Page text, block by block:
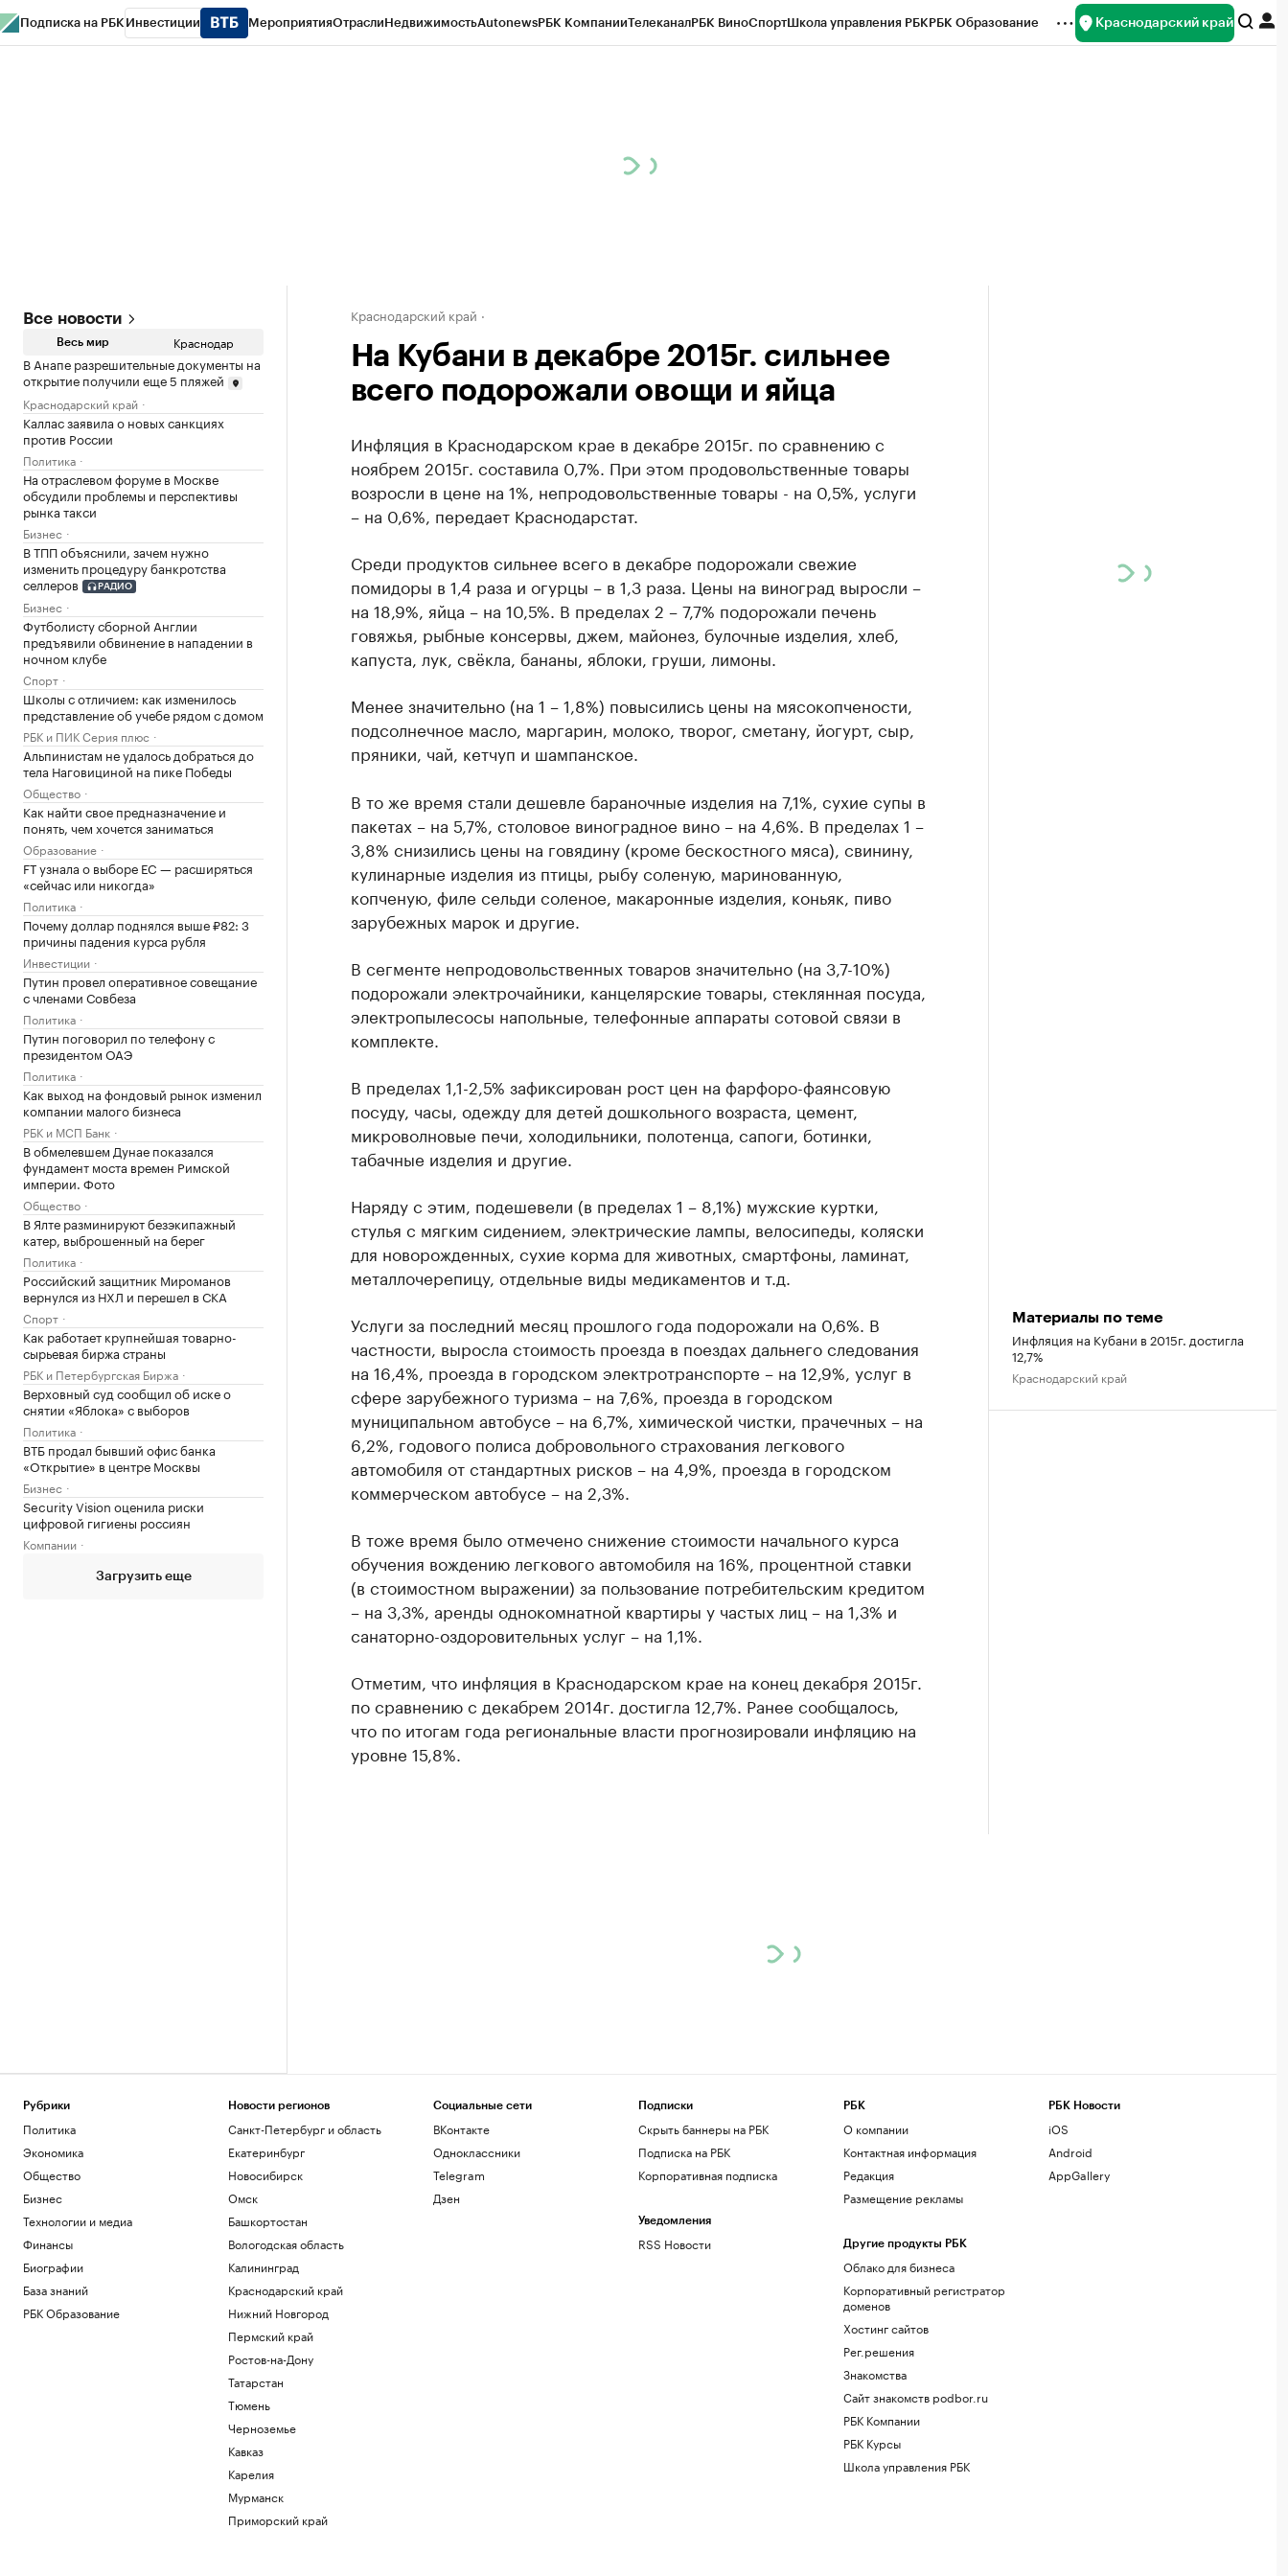
Подписка на РБК Инвестиции МероприятияОтраслиНедвижимостьAutonewsРБК КомпанииТелеканалРБК ВиноСпортШкола управления РБКРБК Образование Краснодарский край
Все новости
Весь мир Краснодар
В Анапе разрешительные документы на
открытие получили еще 5 пляжей
Краснодарский край
Каллас заявила о новых санкциях
против России
Политика
На отраслевом форуме в Москве
обсудили проблемы и перспективы
рынка такси
Бизнес
В ТПП объяснили, зачем нужно
изменить процедуру банкротства
селлеров
РАДИО
Бизнес
Футболисту сборной Англии
предъявили обвинение в нападении в
ночном клубе
Спорт
Школы с отличием: как изменилось
представление об учебе рядом с домом
РБК и ПИК Серия плюс
Альпинистам не удалось добраться до
тела Наговициной на пике Победы
Общество
Как найти свое предназначение и
понять, чем хочется заниматься
Образование
FT узнала о выборе ЕС — расширяться
«сейчас или никогда»
Политика
Почему доллар поднялся выше ₽82: 3
причины падения курса рубля
Инвестиции
Путин провел оперативное совещание
с членами Совбеза
Политика
Путин поговорил по телефону с
президентом ОАЭ
Политика
Как выход на фондовый рынок изменил
компании малого бизнеса
РБК и МСП Банк
В обмелевшем Дунае показался
фундамент моста времен Римской
империи. Фото
Общество
В Ялте разминируют безэкипажный
катер, выброшенный на берег
Политика
Российский защитник Мироманов
вернулся из НХЛ и перешел в СКА
Спорт
Как работает крупнейшая товарно-
сырьевая биржа страны
РБК и Петербургская Биржа
Верховный суд сообщил об иске о
снятии «Яблока» с выборов
Политика
ВТБ продал бывший офис банка
«Открытие» в центре Москвы
Бизнес
Security Vision оценила риски
цифровой гигиены россиян
Компании
Загрузить еще
Краснодарский край
На Кубани в декабре 2015г. сильнее
всего подорожали овощи и яйца
Инфляция в Краснодарском крае в декабре 2015г. по сравнению с
ноябрем 2015г. составила 0,7%. При этом продовольственные товары
возросли в цене на 1%, непродовольственные товары - на 0,5%, услуги
– на 0,6%, передает Краснодарстат.
Среди продуктов сильнее всего в декабре подорожали свежие
помидоры в 1,4 раза и огурцы – в 1,3 раза. Цены на виноград выросли –
на 18,9%, яйца – на 10,5%. В пределах 2 – 7,7% подорожали печень
говяжья, рыбные консервы, джем, майонез, булочные изделия, хлеб,
капуста, лук, свёкла, бананы, яблоки, груши, лимоны.
Менее значительно (на 1 – 1,8%) повысились цены на мясокопчености,
подсолнечное масло, маргарин, молоко, творог, сметану, йогурт, сыр,
пряники, чай, кетчуп и шампанское.
В то же время стали дешевле бараночные изделия на 7,1%, сухие супы в
пакетах – на 5,7%, столовое виноградное вино – на 4,6%. В пределах 1 –
3,8% снизились цены на говядину (кроме бескостного мяса), свинину,
кулинарные изделия из птицы, рыбу соленую, маринованную,
копченую, филе сельди соленое, макаронные изделия, коньяк, пиво
зарубежных марок и другие.
В сегменте непродовольственных товаров значительно (на 3,7-10%)
подорожали электрочайники, канцелярские товары, стеклянная посуда,
электропылесосы напольные, телефонные аппараты сотовой связи в
комплекте.
В пределах 1,1-2,5% зафиксирован рост цен на фарфоро-фаянсовую
посуду, часы, одежду для детей дошкольного возраста, цемент,
микроволновые печи, холодильники, полотенца, сапоги, ботинки,
табачные изделия и другие.
Наряду с этим, подешевели (в пределах 1 – 8,1%) мужские куртки,
стулья с мягким сидением, электрические лампы, велосипеды, коляски
для новорожденных, сухие корма для животных, смартфоны, ламинат,
металлочерепицу, отдельные виды медикаментов и т.д.
Услуги за последний месяц прошлого года подорожали на 0,6%. В
частности, выросла стоимость проезда в поездах дальнего следования
на 16,4%, проезда в городском электротранспорте – на 12,9%, услуг в
сфере зарубежного туризма – на 7,6%, проезда в городском
муниципальном автобусе – на 6,7%, химической чистки, прачечных – на
6,2%, годового полиса добровольного страхования легкового
автомобиля от стандартных рисков – на 4,9%, проезда в городском
коммерческом автобусе – на 2,3%.
В тоже время было отмечено снижение стоимости начального курса
обучения вождению легкового автомобиля на 16%, процентной ставки
(в стоимостном выражении) за пользование потребительским кредитом
– на 3,3%, аренды однокомнатной квартиры у частых лиц – на 1,3% и
санаторно-оздоровительных услуг – на 1,1%.
Отметим, что инфляция в Краснодарском крае на конец декабря 2015г.
по сравнению с декабрем 2014г. достигла 12,7%. Ранее сообщалось,
что по итогам года региональные власти прогнозировали инфляцию на
уровне 15,8%.
Материалы по теме
Инфляция на Кубани в 2015г. достигла
12,7%
Краснодарский край
Рубрики
Политика
Экономика
Общество
Бизнес
Технологии и медиа
Финансы
Биографии
База знаний
РБК Образование
Новости регионов
Санкт-Петербург и область
Екатеринбург
Новосибирск
Омск
Башкортостан
Вологодская область
Калининград
Краснодарский край
Нижний Новгород
Пермский край
Ростов-на-Дону
Татарстан
Тюмень
Черноземье
Кавказ
Карелия
Мурманск
Приморский край
Социальные сети
ВКонтакте
Одноклассники
Telegram
Дзен
Подписки
Скрыть баннеры на РБК
Подписка на РБК
Корпоративная подписка
Уведомления
RSS Новости
РБК
О компании
Контактная информация
Редакция
Размещение рекламы
Другие продукты РБК
Облако для бизнеса
Корпоративный регистратор
доменов
Хостинг сайтов
Рег.решения
Знакомства
Сайт знакомств podbor.ru
РБК Компании
РБК Курсы
Школа управления РБК
РБК Новости
iOS
Android
AppGallery